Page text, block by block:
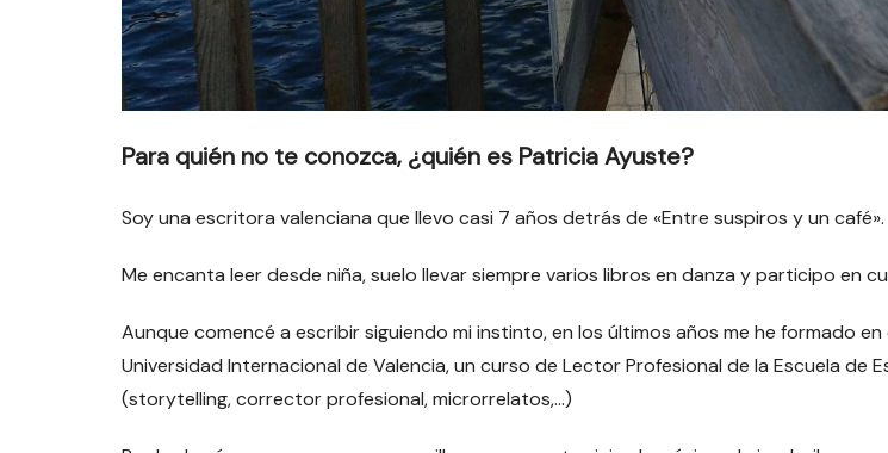
Para quién no te conozca, ¿quién es Patricia Ayuste?
Soy una escritora valenciana que llevo casi 7 años detrás de «Entre suspiros y un café».
Me encanta leer desde niña, suelo llevar siempre varios libros en danza y participo en
Aunque comencé a escribir siguiendo mi instinto, en los últimos años me he formado
Universidad Internacional de Valencia, un curso de Lector Profesional de la Escuela
(storytelling, corrector profesional, microrrelatos,…)